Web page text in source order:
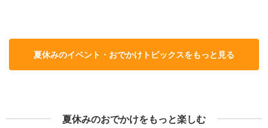
夏休みのイベント・おでかけトピックスをもっと見る
夏休みのおでかけをもっと楽しむ